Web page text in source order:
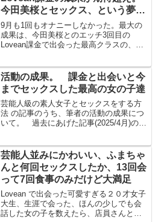
今田美桜とセックス、という夢を
叶える
9月も1回もオナニーしなかった。最大の
成果は、今田美桜とのエッチ3回目の
Lovean課金で出会った最高クラスの、今
無理だと思ってたので、びっくりして
る。月末の、最後の最後...
活動の成果。 課金と出会いと今
までセックスした最高の女の子達
芸能人級の素人女子とセックスをする方
法 の記事のうち、筆者の活動の成果につ
いて。 過去にあげた記事(2025/4月)の更
した順番に並べると下記の通り。 出会
った順番は、...
芸能人並みにかわいい、ふまちゃ
んと何回セックスしたか、13回会
って7回食事のみだけど大満足
Lovean で出会った可愛すぎる２０才女子
大生、生涯で会った、ほんの少しでも会
話した女の子を数えたら、店員さんとか